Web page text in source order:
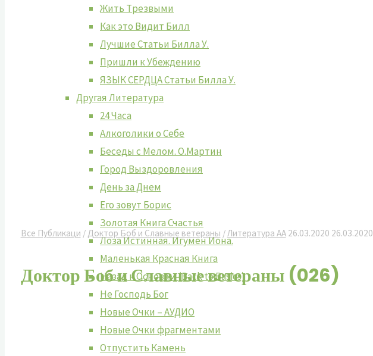
Жить Tрезвыми
Как это Видит Билл
Лучшие Cтатьи Билла У.
Пришли к Убеждению
ЯЗЫК СЕРДЦА Статьи Билла У.
Другая Литература
24 Часа
Алкоголики о Себе
Беседы с Мелом. О.Мартин
Город Выздоровления
День за Днем
Его зовут Борис
Золотая Книга Счастья
Лоза Истинная. Игумен Иона.
Маленькая Красная Книга
Назад к Основам (Back to Basics)
Не Господь Бог
Новые Очки – АУДИО
Новые Очки фрагментами
Отпустить Камень
Все Публикаци / Доктор Боб и Славные ветераны / Литература АА 26.03.2020 26.03.2020
Доктор Боб и Славные ветераны (026)